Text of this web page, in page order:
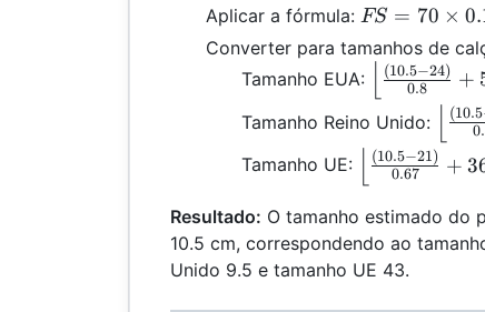
Aplicar a fórmula: FS =
70
\times
0.15
=
10.5
FS = 70 ×
Converter para tamanhos de
Tamanho EUA:
\left\lfloor
\frac{(10.5 -
24)}{0.8} +
5
0.8
(10.5−24) +
Tamanho Reino Unido:
= 9.5
(10.5
Tamanho UE:
\left\lfloor
\frac{(10.5 -
21)}{0.67}
+ 36
\right\rfloor
0.67
(10.5−21) +
Resultado: O tamanho estimado do
10.5 cm, correspondendo ao
Unido 9.5 e tamanho UE 43.